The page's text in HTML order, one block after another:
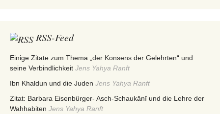
RSS-Feed
Einige Zitate zum Thema „der Konsens der Gelehrten“ und
seine Verbindlichkeit Jens Yahya Ranft
Ibn Khaldun und die Juden Jens Yahya Ranft
Zitat: Barbara Eisenbürger- Asch-Schaukānī und die Lehre der
Wahhabiten Jens Yahya Ranft